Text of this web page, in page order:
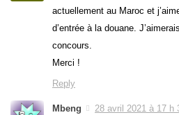
actuellement au Maroc et
d’entrée à la douane.
concours.
Merci !
Reply
Mbeng
28 avril 2021 à 17 h